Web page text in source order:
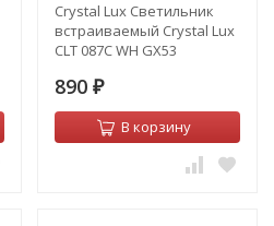
Crystal Lux Светильник
встраиваемый Crystal Lux
CLT 087C WH GX53
890 ₽
В корзину